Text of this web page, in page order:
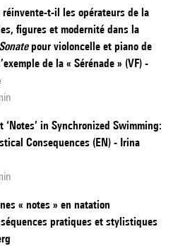
réinvente-t-il les opérateurs de la
figures et modernité dans la
Sonatepour violoncelle et piano de
de la « Sérénade » (VF) -
in Synchronized Swimming:
Consequences (EN) - Irina
« notes » en natation
pratiques et stylistiques